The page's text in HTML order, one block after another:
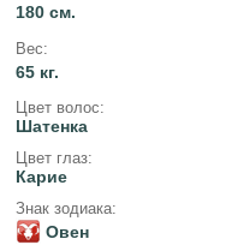
180 см.
Вес:
65 кг.
Цвет волос:
Шатенка
Цвет глаз:
Карие
Знак зодиака:
Овен